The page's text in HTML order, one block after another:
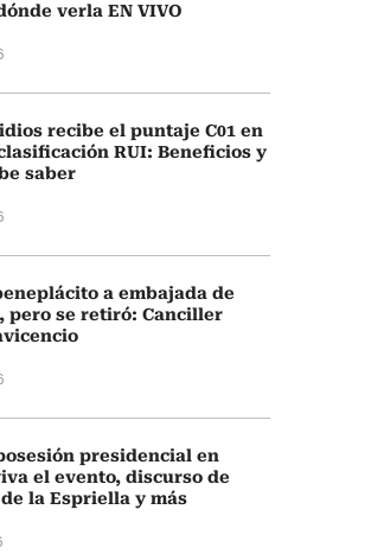
verla EN VIVO
recibe el puntaje C01 en
RUI: Beneficios y
saber
a embajada de
pero se retiró: Canciller
presidencial en
el evento, discurso de
la Espriella y más